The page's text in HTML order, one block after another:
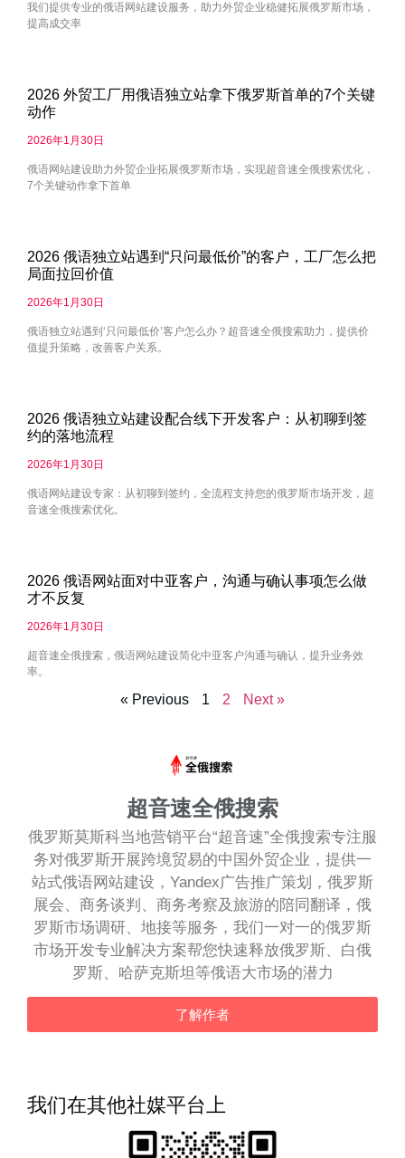
我们提供专业的俄语网站建设服务，助力外贸企业稳健拓展俄罗斯市场，
提高成交率
2026 外贸工厂用俄语独立站拿下俄罗斯首单的7个关键
动作
2026年1月30日
俄语网站建设助力外贸企业拓展俄罗斯市场，实现超音速全俄搜索优化，
7个关键动作拿下首单
2026 俄语独立站遇到“只问最低价”的客户，工厂怎么把
局面拉回价值
2026年1月30日
俄语独立站遇到‘只问最低价’客户怎么办？超音速全俄搜索助力，提供价
值提升策略，改善客户关系。
2026 俄语独立站建设配合线下开发客户：从初聊到签
约的落地流程
2026年1月30日
俄语网站建设专家：从初聊到签约，全流程支持您的俄罗斯市场开发，超
音速全俄搜索优化。
2026 俄语网站面对中亚客户，沟通与确认事项怎么做
才不反复
2026年1月30日
超音速全俄搜索，俄语网站建设简化中亚客户沟通与确认，提升业务效
率。
« Previous 1 2 Next »
超音速全俄搜索
俄罗斯莫斯科当地营销平台“超音速”全俄搜索专注服
务对俄罗斯开展跨境贸易的中国外贸企业，提供一
站式俄语网站建设，Yandex广告推广策划，俄罗斯
展会、商务谈判、商务考察及旅游的陪同翻译，俄
罗斯市场调研、地接等服务，我们一对一的俄罗斯
市场开发专业解决方案帮您快速释放俄罗斯、白俄
罗斯、哈萨克斯坦等俄语大市场的潜力
了解作者
我们在其他社媒平台上